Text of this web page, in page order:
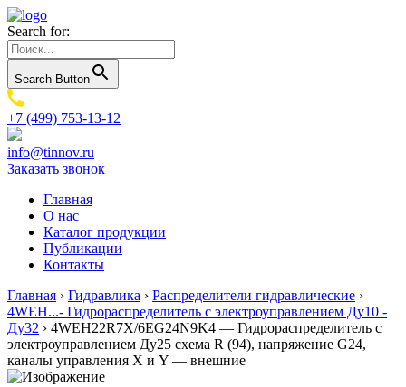
Search for:
Search Button
+7 (499) 753-13-12
info@tinnov.ru
Заказать звонок
Главная
О нас
Каталог продукции
Публикации
Контакты
Главная › Гидравлика › Распределители гидравлические ›
4WEH...- Гидрораспределитель с электроуправлением Ду10 -
Ду32 › 4WEH22R7X/6EG24N9K4 — Гидрораспределитель с
электроуправлением Ду25 схема R (94), напряжение G24,
каналы управления X и Y — внешние